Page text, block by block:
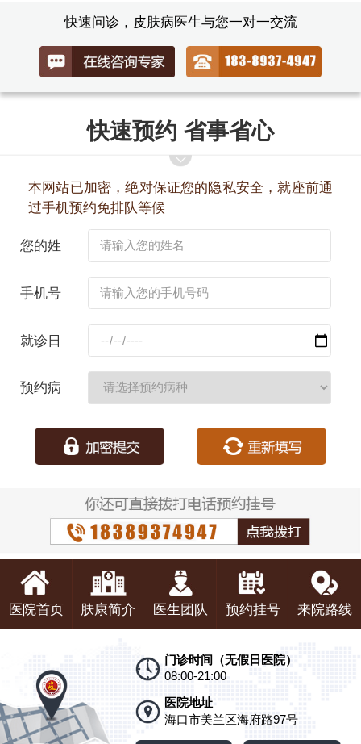
快速问诊，皮肤病医生与您一对一交流
快速预约 省事省心
本网站已加密，绝对保证您的隐私安全，就座前通
过手机预约免排队等候
您的姓
手机号
就诊日
预约病
医院首页 肤康简介 医生团队 预约挂号 来院路线
门诊时间（无假日医院）
08:00-21:00
医院地址
海口市美兰区海府路97号